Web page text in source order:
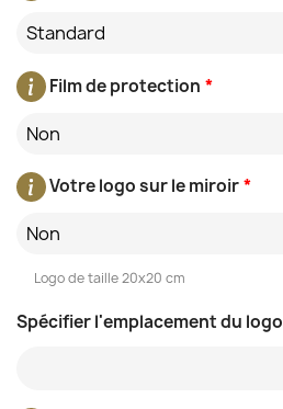
Standard
*
Film de protection
Non
*
Votre logo sur le miroir
Non
Logo de taille 20x20 cm
Spécifier l'emplacement du logo